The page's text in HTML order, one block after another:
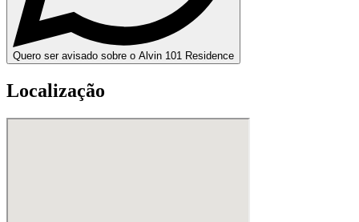
Quero ser avisado sobre o Alvin 101 Residence
Localização